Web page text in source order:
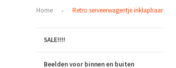
Home Retro serveerwagentje inklapbaar
SALE!!!!
Beelden voor binnen en buiten